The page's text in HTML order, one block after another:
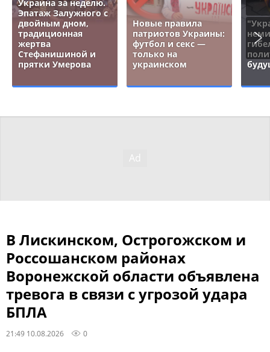
Украина за неделю.
Эпатаж Залужного с
двойным дном,
традиционная
жертва
Стефанишиной и
прятки Умерова
Новые правила
патриотов Украины:
футбол и секс —
только на
украинском
В Лискинском, Острогожском и
Россошанском районах
Воронежской области объявлена
тревога в связи с угрозой удара
БПЛА
21:49 10.08.2026 0